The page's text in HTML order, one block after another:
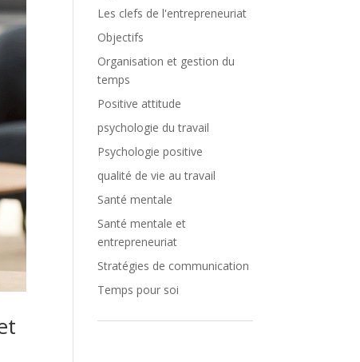
Les clefs de l'entrepreneuriat
Objectifs
Organisation et gestion du
temps
Positive attitude
psychologie du travail
Psychologie positive
qualité de vie au travail
Santé mentale
Santé mentale et
entrepreneuriat
Stratégies de communication
Temps pour soi